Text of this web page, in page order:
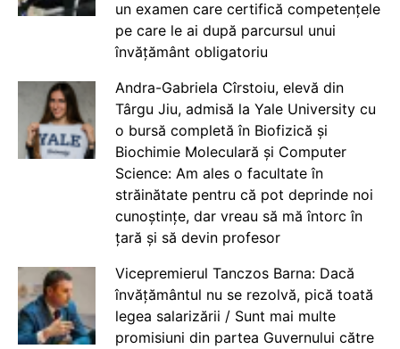
un examen care certifică competențele
pe care le ai după parcursul unui
învățământ obligatoriu
Andra-Gabriela Cîrstoiu, elevă din
Târgu Jiu, admisă la Yale University cu
o bursă completă în Biofizică și
Biochimie Moleculară și Computer
Science: Am ales o facultate în
străinătate pentru că pot deprinde noi
cunoștințe, dar vreau să mă întorc în
țară și să devin profesor
Vicepremierul Tanczos Barna: Dacă
învățământul nu se rezolvă, pică toată
legea salarizării / Sunt mai multe
promisiuni din partea Guvernului către